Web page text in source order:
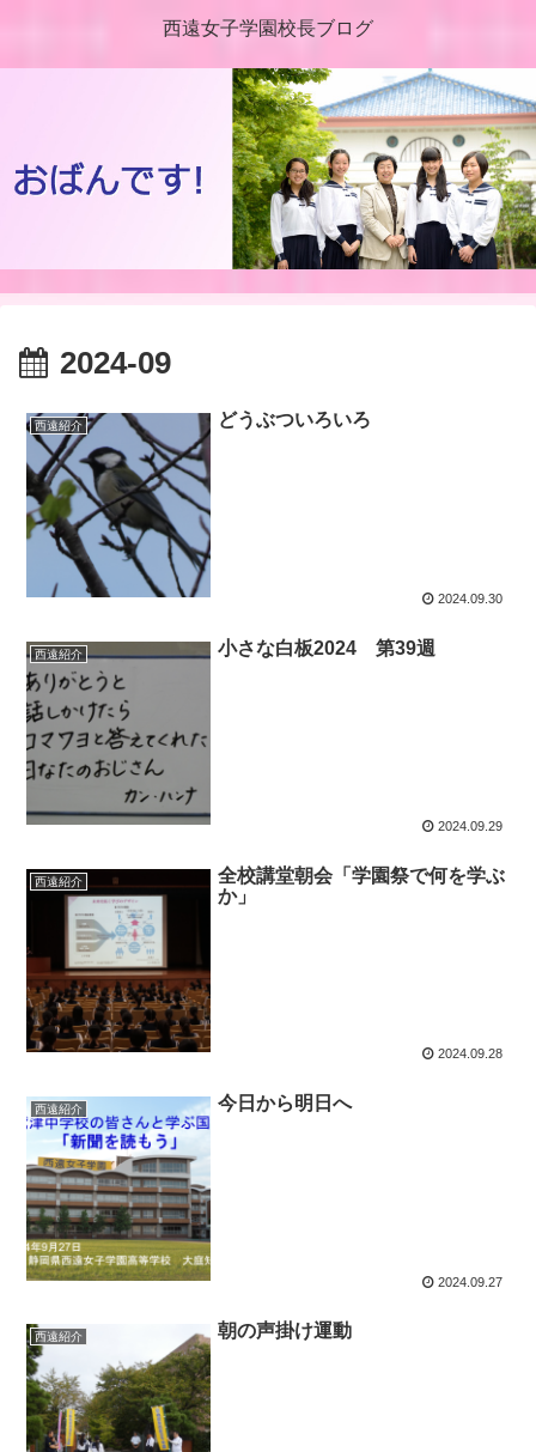
西遠女子学園校長ブログ
2024-09
西遠紹介 どうぶついろいろ
2024.09.30
西遠紹介 小さな白板2024 第39週
2024.09.29
西遠紹介
全校講堂朝会「学園祭で何を学ぶ
か」
2024.09.28
西遠紹介 今日から明日へ
2024.09.27
西遠紹介 朝の声掛け運動